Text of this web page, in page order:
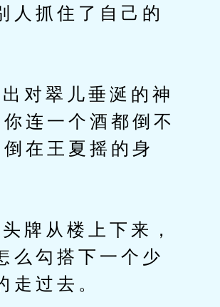
人抓住了自己的
对翠儿垂涎的神
连一个酒都倒不
在王夏摇的身
牌从楼上下来，
么勾搭下一个少
走过去。